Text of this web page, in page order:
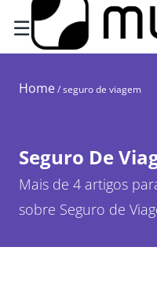
☰
Home/seguro de viagem
Seguro De
Mais de 4 artigos
sobre Seguro de